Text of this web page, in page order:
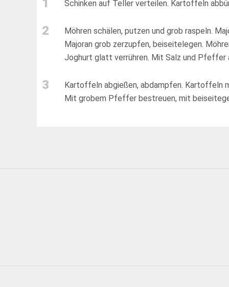
1 Schinken auf Teller verteilen. Kartoffeln
2
Möhren schälen, putzen und grob raspeln.
Majoran grob zerzupfen, beiseitelegen.
Joghurt glatt verrühren. Mit Salz und Pfeffer
3
Kartoffeln abgießen, abdampfen. Kartoffeln
Mit grobem Pfeffer bestreuen, mit